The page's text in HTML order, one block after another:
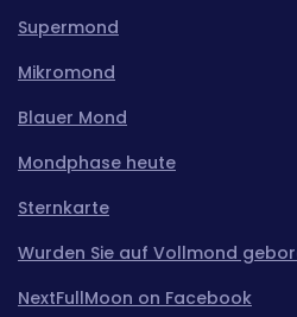
Supermond
Mikromond
Blauer Mond
Mondphase heute
Sternkarte
Wurden Sie auf Vollmond
NextFullMoon on Facebook